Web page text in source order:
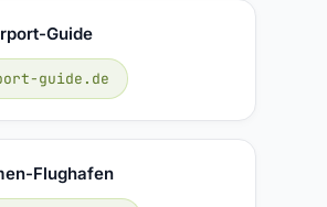
Guide
guide.de
Flughafen